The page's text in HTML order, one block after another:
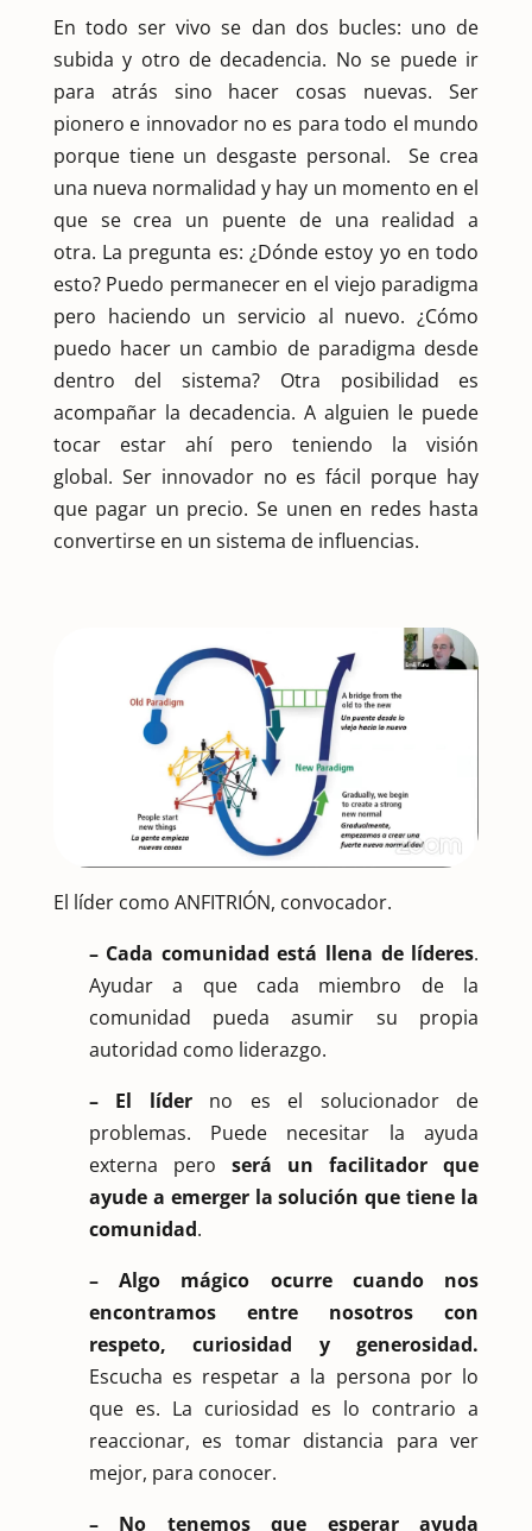
En todo ser vivo se dan dos bucles: uno de
subida y otro de decadencia. No se puede ir
para atrás sino hacer cosas nuevas. Ser
pionero e innovador no es para todo el mundo
porque tiene un desgaste personal. Se crea
una nueva normalidad y hay un momento en el
que se crea un puente de una realidad a
otra. La pregunta es: ¿Dónde estoy yo en todo
esto? Puedo permanecer en el viejo paradigma
pero haciendo un servicio al nuevo. ¿Cómo
puedo hacer un cambio de paradigma desde
dentro del sistema? Otra posibilidad es
acompañar la decadencia. A alguien le puede
tocar estar ahí pero teniendo la visión
global. Ser innovador no es fácil porque hay
que pagar un precio. Se unen en redes hasta
convertirse en un sistema de influencias.
El líder como ANFITRIÓN, convocador.
– Cada comunidad está llena de líderes.
Ayudar a que cada miembro de la
comunidad pueda asumir su propia
autoridad como liderazgo.
– El líderno es el solucionador de
problemas. Puede necesitar la ayuda
externa pero será un facilitador que
ayude a emerger la solución que tiene la
comunidad.
– Algo mágico ocurre cuando nos
encontramos entre nosotros con
respeto, curiosidad y generosidad.
Escucha es respetar a la persona por lo
que es. La curiosidad es lo contrario a
reaccionar, es tomar distancia para ver
mejor, para conocer.
– No tenemos que esperar ayuda